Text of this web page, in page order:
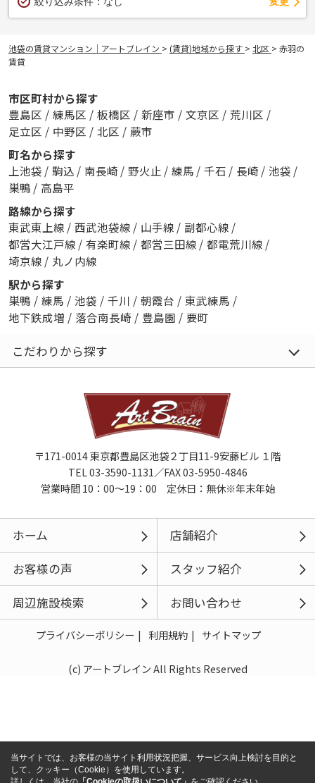
池袋の賃貸マンション｜アートブレイン > (賃貸)地域から探す > 北区 > 赤羽の
賃貸
市区町村から探す
豊島区 / 練馬区 / 板橋区 / 新座市 / 文京区 / 荒川区 /
足立区 / 中野区 / 北区 / 蕨市
町名から探す
上池袋 / 駒込 / 南長崎 / 野火止 / 練馬 / 千石 / 長崎 / 池袋 /
巣鴨 / 高島平
路線から探す
東武東上線 / 西武池袋線 / 山手線 / 副都心線 /
都営大江戸線 / 有楽町線 / 都営三田線 / 都電荒川線 /
埼京線 / 丸ノ内線
駅から探す
巣鴨 / 練馬 / 池袋 / 千川 / 朝霞台 / 東武練馬 /
地下鉄成増 / 落合南長崎 / 豊島園 / 要町
こだわりから探す
〒171-0014 東京都豊島区池袋２丁目11-9安藤ビル １階
TEL 03-3590-1131／FAX 03-5950-4846
営業時間 10：00～19：00 定休日：無休※年末年始
ホーム
店舗紹介
お客様の声
スタッフ紹介
周辺施設検索
お問い合わせ
プライバシーポリシー 利用規約 サイトマップ
(c) アートブレイン All Rights Reserved
当サイトでは、お客様の当サイト利用状況把握、サービス向上検討を目的と
して、クッキー（Cookie）を使用しています。